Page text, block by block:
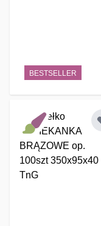
BESTSELLER